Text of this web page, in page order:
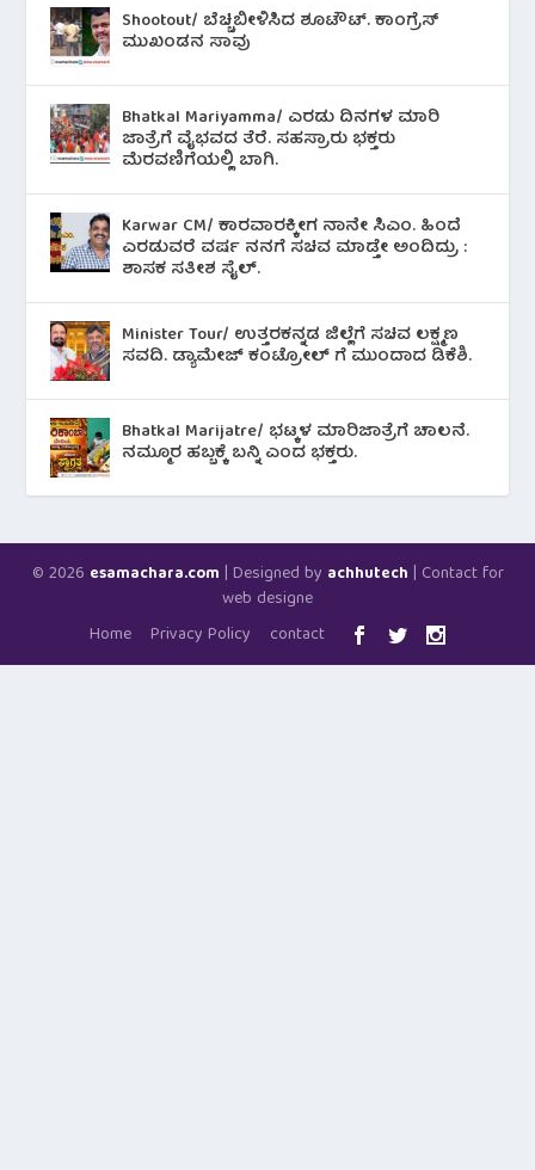
Shootout/ ಬೆಚ್ಚಿಬೀಳಿಸಿದ ಶೂಟೌಟ್‌. ಕಾಂಗ್ರೆಸ್
ಮುಖಂಡನ ಸಾವು
Bhatkal Mariyamma/ ಎರಡು ದಿನಗಳ ಮಾರಿ
ಜಾತ್ರೆಗೆ ವೈಭವದ ತೆರೆ. ಸಹಸ್ರಾರು ಭಕ್ತರು
ಮೆರವಣಿಗೆಯಲ್ಲಿ ಬಾಗಿ.
Karwar CM/ ಕಾರವಾರಕ್ಕೀಗ ನಾನೇ ಸಿಎಂ. ಹಿಂದೆ
ಎರಡುವರೆ ವರ್ಷ ನನಗೆ ಸಚಿವ ಮಾಡ್ತೇ ಅಂದಿದ್ರು :
ಶಾಸಕ ಸತೀಶ ಸೈಲ್.
Minister Tour/ ಉತ್ತರಕನ್ನಡ ಜಿಲ್ಲೆಗೆ ಸಚಿವ ಲಕ್ಷ್ಮಣ
ಸವದಿ. ಡ್ಯಾಮೇಜ್ ಕಂಟ್ರೋಲ್ ಗೆ ಮುಂದಾದ ಡಿಕೆಶಿ.
Bhatkal Marijatre/ ಭಟ್ಕಳ ಮಾರಿಜಾತ್ರೆಗೆ ಚಾಲನೆ.
ನಮ್ಮೂರ ಹಬ್ಬಕ್ಕೆ ಬನ್ನಿ ಎಂದ ಭಕ್ತರು.
© 2026 esamachara.com | Designed by achhutech | Contact for
web designe
Home
Privacy Policy contact